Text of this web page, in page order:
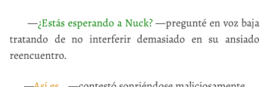
—¿Estás esperando a Nuck? —pregunté en voz baja
tratando de no interferir demasiado en su ansiado
reencuentro.